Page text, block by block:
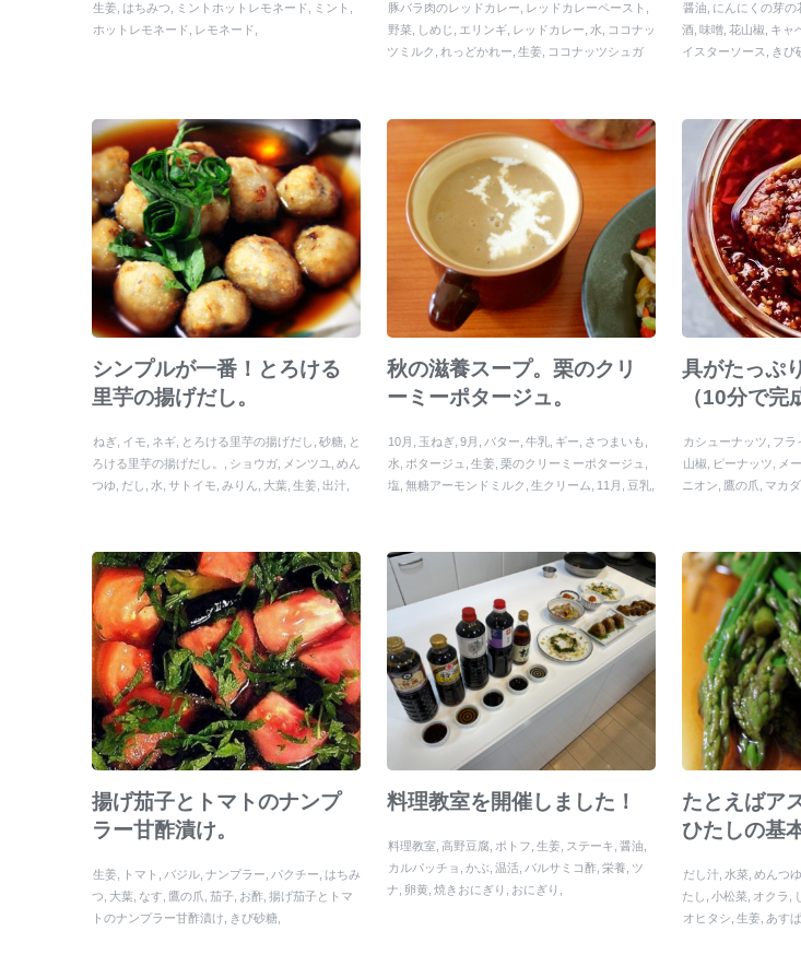
生姜 はちみつ ミントホットレモネード
ミント
ホットレモネード
レモネード
豚バラ肉のレッドカレー
レッドカレーペースト
野菜
しめじ エリンギ レッドカレー 水
ココナッ
ツミルク
れっどかれー 生姜 ココナッツシュガ
ナンプラー タマネギ 豚バラ ショウガ ココナッ
醤油 にんにくの芽の
酒 味噌 花山椒 キャ
イスターソース
きび
シンプルが一番！とろける
里芋の揚げだし。
ねぎ イモ ネギ とろける里芋の揚げだし 砂糖 と
ろける里芋の揚げだし。
ショウガ メンツユ
めん
つゆ だし 水 サトイモ みりん 大葉 生姜 出汁
秋の滋養スープ。栗のクリ
ーミーポタージュ。
10月 玉ねぎ 9月 バター 牛乳 ギー さつまいも
水 ポタージュ 生姜 栗のクリーミーポタージュ
塩 無糖アーモンドミルク 生クリーム 11月
豆乳
具がたっぷ
（10分で完
カシューナッツ フラ
山椒
ピーナッツ メ
ニオン 鷹の爪 マカ
ナッツ
揚げ茄子とトマトのナンプ
ラー甘酢漬け。
生姜 トマト バジル ナンプラー パクチー はちみ
つ 大葉 なす 鷹の爪 茄子 お酢 揚げ茄子とトマ
トのナンプラー甘酢漬け
きび砂糖
料理教室を開催しました！
料理教室 高野豆腐 ポトフ 生姜 ステーキ 醤油
カルパッチョ
かぶ 温活 バルサミコ酢 栄養 ツ
ナ 卵黄 焼きおにぎり おにぎり
たとえばア
ひたしの基
だし汁 水菜 めんつゆ
たし
小松菜 オクラ
オヒタシ 生姜 あす